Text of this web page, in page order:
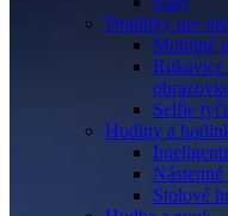
Doplnky pre
Mobilné
Rukavice
Selfie
Hodiny a
Stolové